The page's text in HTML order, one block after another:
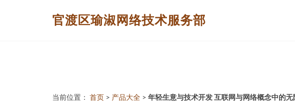
官渡区瑜淑网络技术服务部
当前位置： 首页 > 产品大全 > 年轻生意与技术开发 互联网与网络概念中的无